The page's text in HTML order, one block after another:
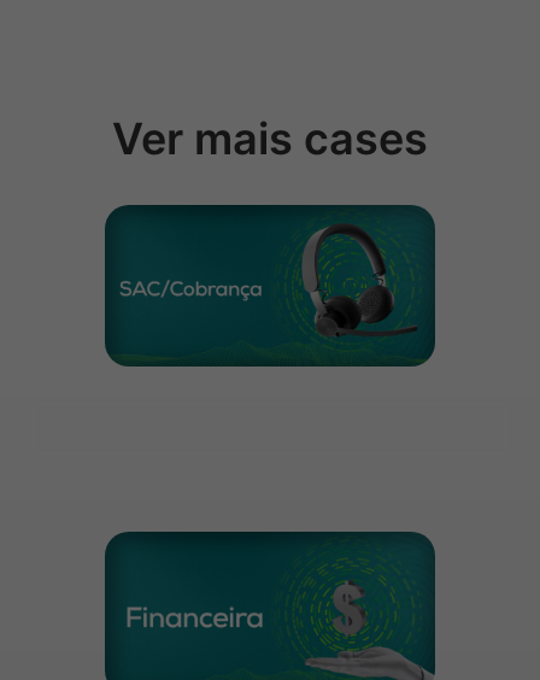
Ver mais cases